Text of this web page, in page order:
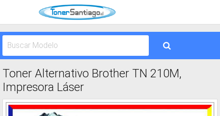
Toner Alternativo Brother TN 210M,
Impresora Láser